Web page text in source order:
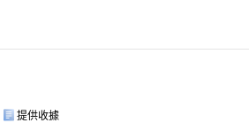
提供收據